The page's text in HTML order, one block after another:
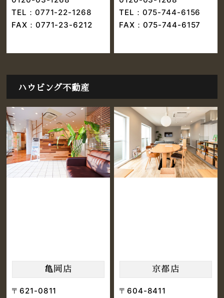
TEL： 0771-22-1268
FAX：0771-23-6212
TEL： 075-744-6156
FAX：075-744-6157
ハウビング不動産
亀岡店
〒621-0811
京都店
〒604-8411